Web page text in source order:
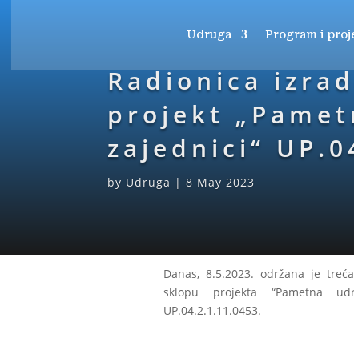
Udruga Program i
Radionica
projekt
zajednici“
by Udruga |8 May 2023
Danas, 8.5.2023. održana je
sklopu projekta “Pametna
UP.04.2.1.11.0453.